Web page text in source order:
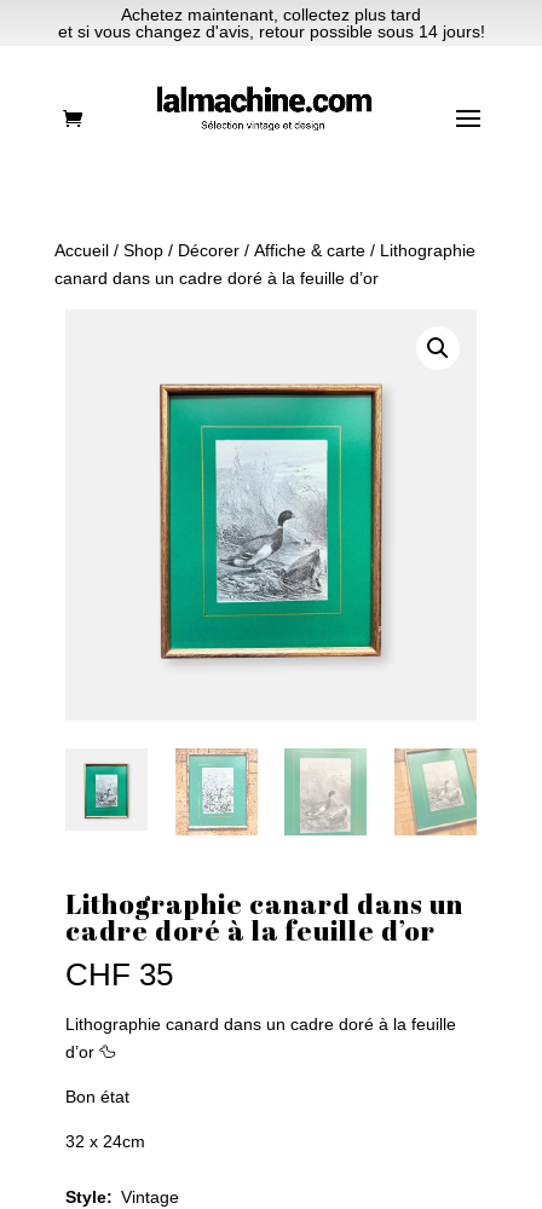
Achetez maintenant, collectez plus tard
et si vous changez d'avis, retour possible sous 14 jours!
Accueil/ Shop/ Décorer/ Affiche & carte/ Lithographie
canard dans un cadre doré à la feuille d’or
Lithographie canard dans un
cadre doré à la feuille d’or
CHF 35
Lithographie canard dans un cadre doré à la feuille
d’or 🦆
Bon état
32 x 24cm
Style: Vintage